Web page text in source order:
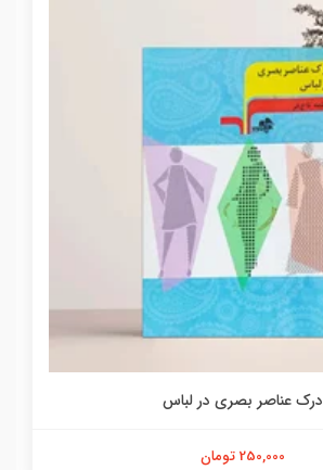
درک عناصر بصری در لباس
250,000 تومان